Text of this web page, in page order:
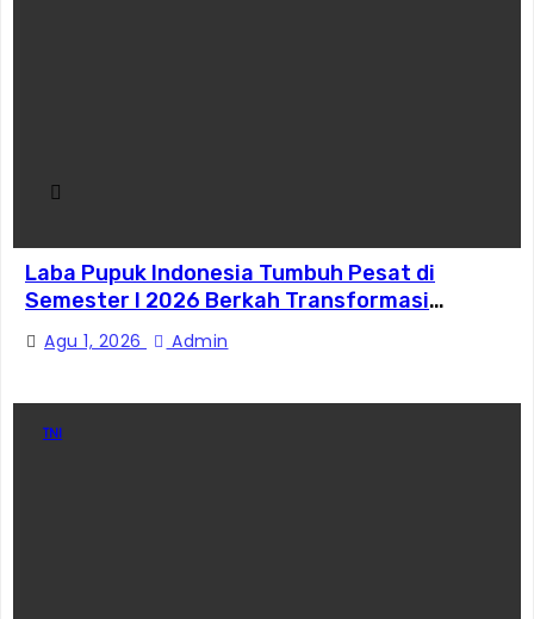
Laba Pupuk Indonesia Tumbuh Pesat di
Semester I 2026 Berkah Transformasi
Danantara
Agu 1, 2026 Admin
TNI